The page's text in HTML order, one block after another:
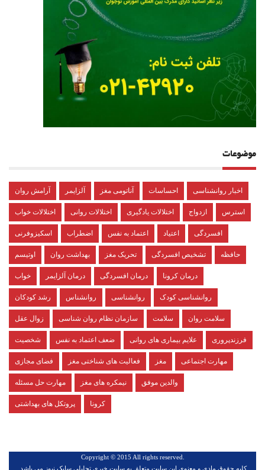
موضوعات
آرامش روان آلزایمر آناتومی مغز احساسات اخبار روانشناسی
اختلالات خواب اختلالات روانی اختلالات یادگیری ازدواج استرس
اسکیزوفرنی اضطراب اعتماد به نفس اعتیاد افسردگی
اوتیسم بهداشت روان تحریک مغز تشخیص افسردگی حافظه
خواب درمان آلزایمر درمان افسردگی درمان کرونا
رشد کودکان روانشناس روانشناسی روانشناسی کودک
زوال عقل سازمان نظام روان شناسی سلامت سلامت روان
شخصیت ضعف اعتماد به نفس علایم بیماری های روانی فرزندپروری
فضای مجازی فعالیت های شناختی مغز مغز مهارت اجتماعی
مهارت حل مسئله نیمکره های مغز والدین موفق
پروتکل های بهداشتی کرونا
.Copyright © 2015 All rights reserved
كليه حقوق مادي و معنوي اين سايت متعلق به سایت خبری تحلیلی سایک نیوز مي باشد.